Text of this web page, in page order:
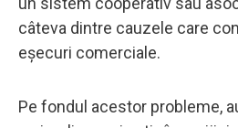
câteva dintre cauzele care
eșecuri comerciale.
Pe fondul acestor probleme,